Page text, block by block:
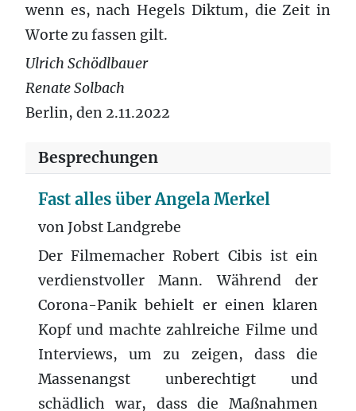
wenn es, nach Hegels Diktum, die Zeit in
Worte zu fassen gilt.
Ulrich Schödlbauer
Renate Solbach
Berlin, den 2.11.2022
Besprechungen
Fast alles über Angela Merkel
von Jobst Landgrebe
Der Filmemacher Robert Cibis ist ein
verdienstvoller Mann. Während der
Corona-Panik behielt er einen klaren
Kopf und machte zahlreiche Filme und
Interviews, um zu zeigen, dass die
Massenangst unberechtigt und
schädlich war, dass die Maßnahmen